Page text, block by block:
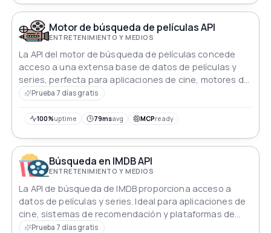
Motor de búsqueda de películas API
ENTRETENIMIENTO Y MEDIOS
La API del motor de búsqueda de películas concede
acceso a una extensa base de datos de películas y
series, perfecta para aplicaciones de cine, motores de
recomendación y plataformas de entretenimiento.
Prueba 7 días gratis
100%uptime 79msavg MCPready
Búsqueda en IMDB API
ENTRETENIMIENTO Y MEDIOS
La API de búsqueda de IMDB proporciona acceso a
datos de películas y series. Ideal para aplicaciones de
cine, sistemas de recomendación y plataformas de
entretenimiento.
Prueba 7 días gratis